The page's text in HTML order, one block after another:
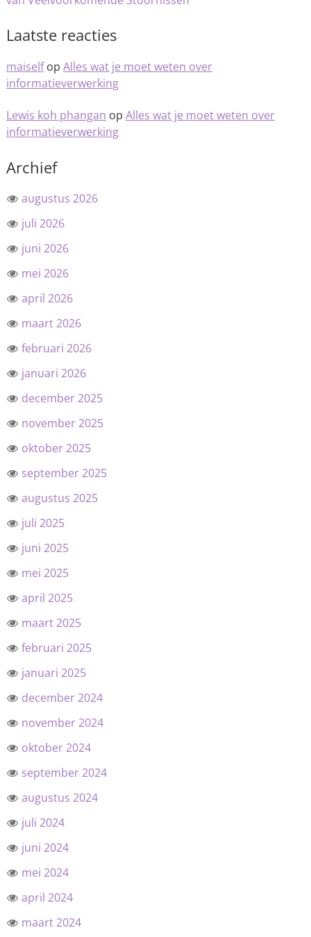
Laatste reacties
maiselfop Alles wat je moet weten over
informatieverwerking
Lewis koh phangan op Alles wat je moet weten over
informatieverwerking
Archief
augustus 2026
juli 2026
juni 2026
mei 2026
april 2026
maart 2026
februari 2026
januari 2026
december 2025
november 2025
oktober 2025
september 2025
augustus 2025
juli 2025
juni 2025
mei 2025
april 2025
maart 2025
februari 2025
januari 2025
december 2024
november 2024
oktober 2024
september 2024
augustus 2024
juli 2024
juni 2024
mei 2024
april 2024
maart 2024